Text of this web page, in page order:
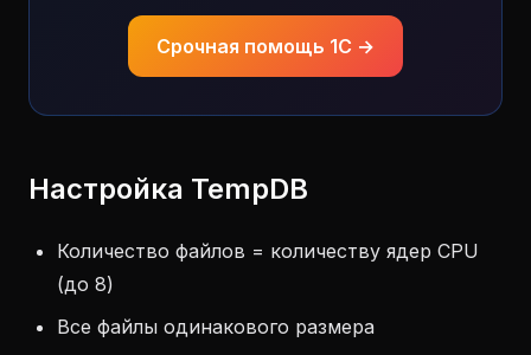
Срочная помощь 1С →
Настройка TempDB
Количество файлов = количеству ядер CPU
(до 8)
Все файлы одинакового размера